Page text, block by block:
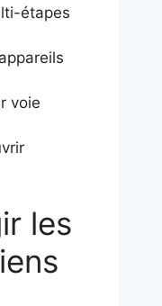
étapes
voie
les